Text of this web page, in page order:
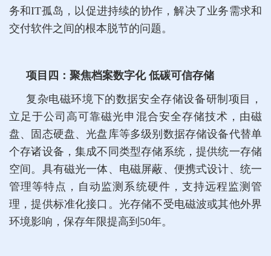
务和IT孤岛，以促进持续的协作，解决了业务需求和
交付软件之间的根本脱节的问题。
项目四：聚焦档案数字化 低碳可信存储
复杂电磁环境下的数据安全存储设备研制项目，
立足于公司高可靠磁光申混合安全存储技术，由磁
盘、固态硬盘、光盘库等多级别数据存储设备代替单
个存诸设备，集成不同类型存储系统，提供统一存储
空间。具有磁光一体、电磁屏蔽、便携式设计、统一
管理等特点，自动监测系统硬件，支持远程监测管
理，提供标准化接口。光存储不受电磁波或其他外界
环境影响，保存年限提高到50年。